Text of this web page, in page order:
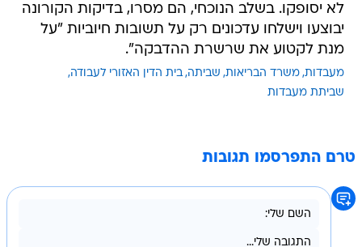
לא יסופקו. בשלב הנוכחי, הם מסרו, בדיקות הקורונה
יבוצעו וישלחו עדכונים רק על תשובות חיוביות "על
מנת לקטוע את שרשרת ההדבקה".
מעבדות משרד הבריאות שביתה בית הדין האזורי לעבודה
שביתת מעבדות
טרם התפרסמו תגובות